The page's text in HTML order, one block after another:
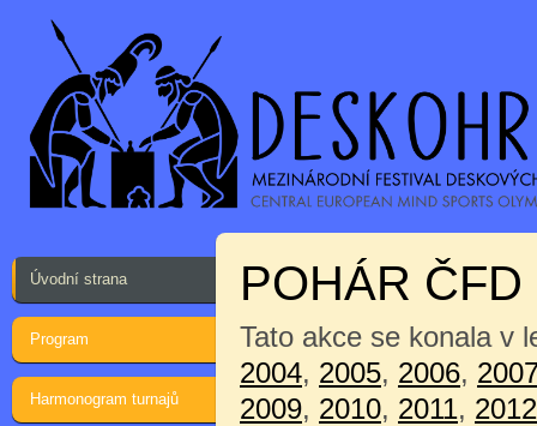
Úvodní strana
Program
Harmonogram turnajů
POHÁR
Tato akce se konala v
2004, 2005, 2006,
2009, 2010, 2011, 2012